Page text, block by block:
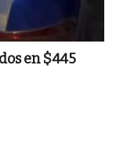
en $445